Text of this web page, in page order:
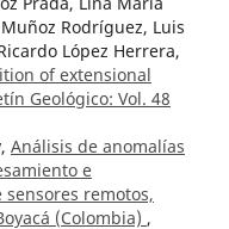
Rodríguez, Luis
López Herrera,
of extensional
Geológico: Vol. 48
Análisis de anomalías
e
remotos,
(Colombia) ,